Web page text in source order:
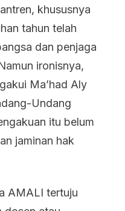
khususnya
tahun telah
dan penjaga
ironisnya,
Ma’had Aly
Undang
itu belum
jaminan hak
AMALI tertuju